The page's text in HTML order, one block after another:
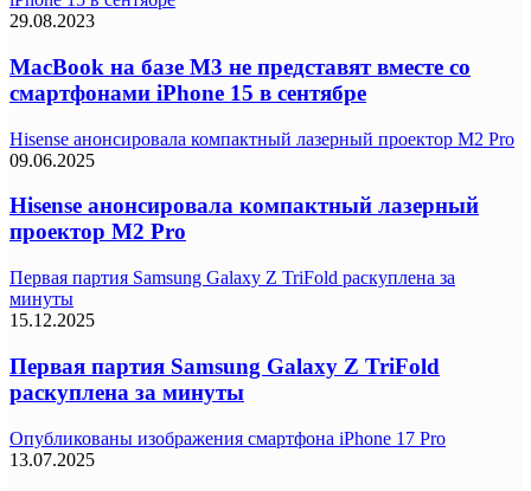
29.08.2023
MacBook на базе M3 не представят вместе со
смартфонами iPhone 15 в сентябре
Hisense анонсировала компактный лазерный проектор M2 Pro
09.06.2025
Hisense анонсировала компактный лазерный
проектор M2 Pro
Первая партия Samsung Galaxy Z TriFold раскуплена за
минуты
15.12.2025
Первая партия Samsung Galaxy Z TriFold
раскуплена за минуты
Опубликованы изображения смартфона iPhone 17 Pro
13.07.2025